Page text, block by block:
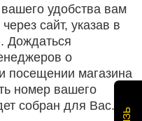
удобства вам
сайт, указав в
Дождаться
о
посещении магазина
номер вашего
собран для Вас.